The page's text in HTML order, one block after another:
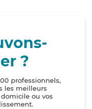
?
professionnels,
les meilleurs
ou vos